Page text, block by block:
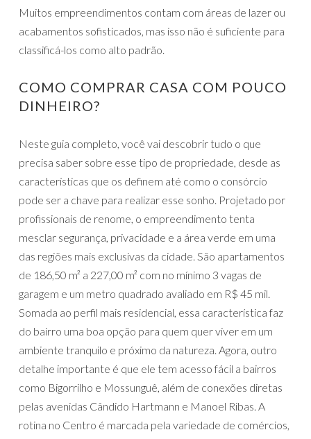
Muitos empreendimentos contam com áreas de lazer ou
acabamentos sofisticados, mas isso não é suficiente para
classificá-los como alto padrão.
COMO COMPRAR CASA COM POUCO
DINHEIRO?
Neste guia completo, você vai descobrir tudo o que
precisa saber sobre esse tipo de propriedade, desde as
características que os definem até como o consórcio
pode ser a chave para realizar esse sonho. Projetado por
profissionais de renome, o empreendimento tenta
mesclar segurança, privacidade e a área verde em uma
das regiões mais exclusivas da cidade. São apartamentos
de 186,50 m² a 227,00 m² com no mínimo 3 vagas de
garagem e um metro quadrado avaliado em R$ 45 mil.
Somada ao perfil mais residencial, essa característica faz
do bairro uma boa opção para quem quer viver em um
ambiente tranquilo e próximo da natureza. Agora, outro
detalhe importante é que ele tem acesso fácil a bairros
como Bigorrilho e Mossunguê, além de conexões diretas
pelas avenidas Cândido Hartmann e Manoel Ribas. A
rotina no Centro é marcada pela variedade de comércios,